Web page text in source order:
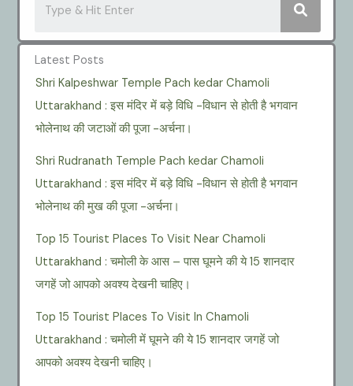
Latest Posts
Shri Kalpeshwar Temple Pach kedar Chamoli
Uttarakhand : इस मंदिर में बड़े विधि -विधान से होती है भगवान
भोलेनाथ की जटाओं की पूजा -अर्चना।
Shri Rudranath Temple Pach kedar Chamoli
Uttarakhand : इस मंदिर में बड़े विधि -विधान से होती है भगवान
भोलेनाथ की मुख की पूजा -अर्चना।
Top 15 Tourist Places To Visit Near Chamoli
Uttarakhand : चमोली के आस – पास घूमने की ये 15 शानदार
जगहें जो आपको अवश्य देखनी चाहिए।
Top 15 Tourist Places To Visit In Chamoli
Uttarakhand : चमोली में घूमने की ये 15 शानदार जगहें जो
आपको अवश्य देखनी चाहिए।